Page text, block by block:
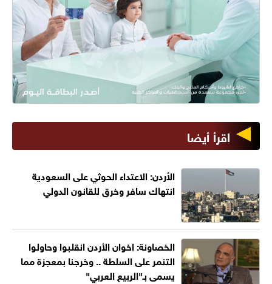
اقرأ أيضا
الأردن: الاعتداء الحوثي على السعودية
انتهاك سافر وخرق للقانون الدولي
الخصاونة: اخوان الأردن انقلبوا وحاولوا
التنمر على السلطة .. وخرجنا بمعجزة مما
يسمى بـ"الربيع العربي"